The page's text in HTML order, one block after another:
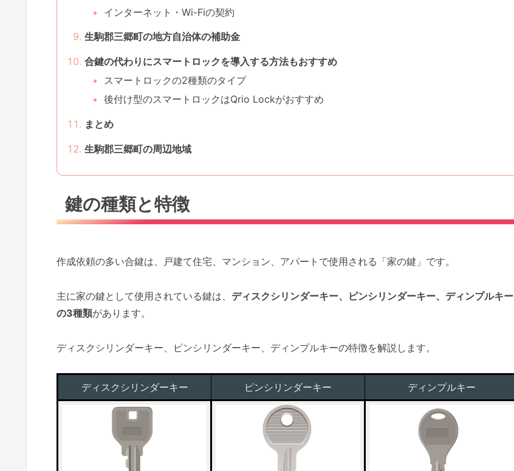
インターネット・Wi-Fiの契約
生駒郡三郷町の地方自治体の補助金
合鍵の代わりにスマートロックを導入する方法もおすすめ
スマートロックの2種類のタイプ
後付け型のスマートロックはQrio Lockがおすすめ
まとめ
生駒郡三郷町の周辺地域
鍵の種類と特徴
作成依頼の多い合鍵は、戸建て住宅、マンション、アパートで使用される「家の鍵」です。
主に家の鍵として使用されている鍵は、 ディスクシリンダーキー、ピンシリンダーキー、ディンプルキー
の3種類があります。
ディスクシリンダーキー、ピンシリンダーキー、ディンプルキーの特徴を解説します。
ディスクシリンダーキー ピンシリンダーキー ディンプルキー